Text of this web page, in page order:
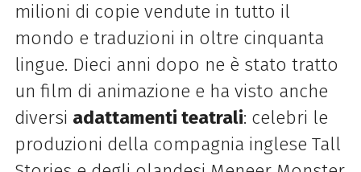
milioni di copie vendute in tutto il
mondo e traduzioni in oltre cinquanta
lingue. Dieci anni dopo ne è stato tratto
un film di animazione e ha visto anche
diversi adattamenti teatrali: celebri le
produzioni della compagnia inglese Tall